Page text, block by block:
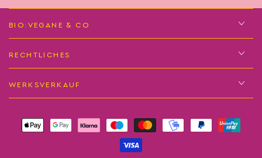
BIO:VEGANE & CO
RECHTLICHES
WERKSVERKAUF
Zahlungsmöglichkeiten